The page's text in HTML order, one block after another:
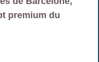
premium du